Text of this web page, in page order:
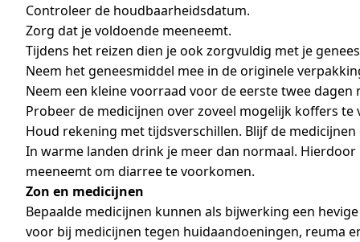
Controleer de houdbaarheidsdatum.
Zorg dat je voldoende meeneemt.
Tijdens het reizen dien je ook zorgvuldig met je
Neem het geneesmiddel mee in de originele
Neem een kleine voorraad voor de eerste twee
Probeer de medicijnen over zoveel mogelijk koffers
Houd rekening met tijdsverschillen. Blijf de
In warme landen drink je meer dan normaal.
meeneemt om diarree te voorkomen.
Zon en medicijnen
Bepaalde medicijnen kunnen als bijwerking een
voor bij medicijnen tegen huidaandoeningen, reuma